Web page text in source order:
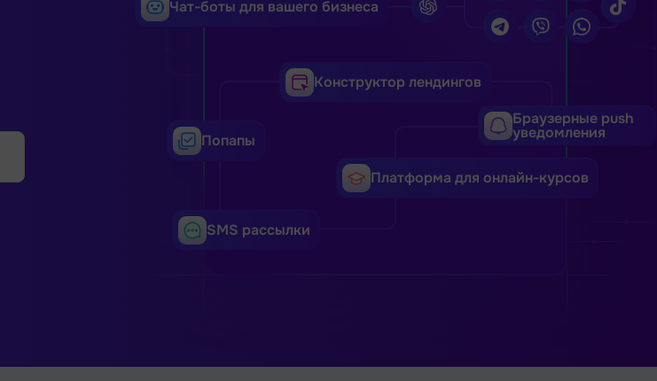
Чат-боты для вашего бизнеса
Конструктор лендингов
Попапы
Браузерные push
уведомления
Платформа для онлайн-курсов
SMS рассылки